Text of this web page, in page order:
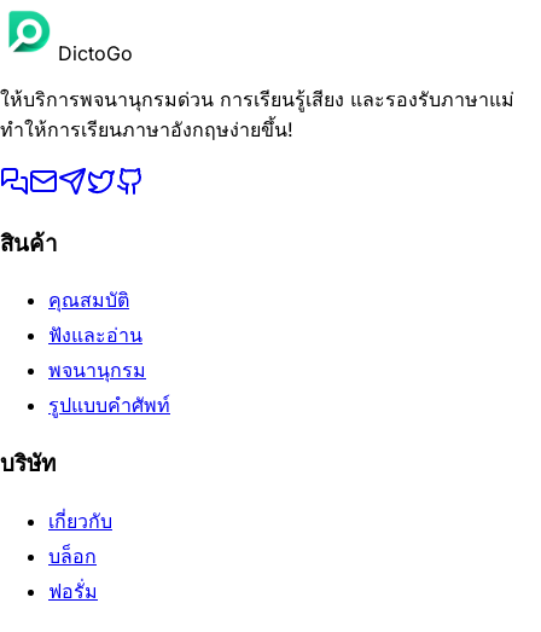
DictoGo
ให้บริการพจนานุกรมด่วน การเรียนรู้เสียง และรองรับภาษาแม่
ทำให้การเรียนภาษาอังกฤษง่ายขึ้น!
สินค้า
คุณสมบัติ
ฟังและอ่าน
พจนานุกรม
รูปแบบคำศัพท์
บริษัท
เกี่ยวกับ
บล็อก
ฟอรั่ม